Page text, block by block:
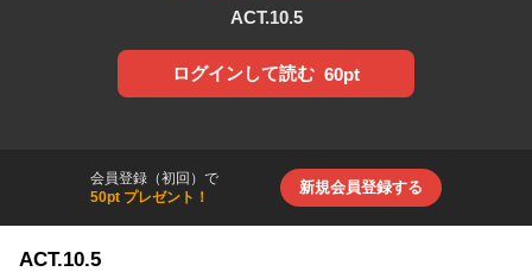
ACT.10.5
ログインして読む 60pt
会員登録（初回）で
50pt プレゼント！
新規会員登録する
ACT.10.5